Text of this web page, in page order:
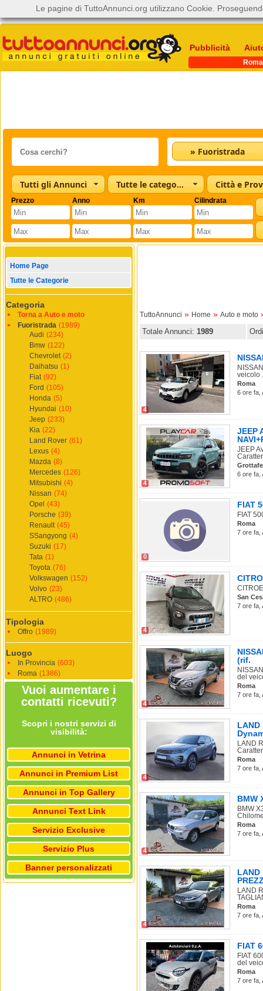
Pubblicità
Roma
» Fuoristrada
Tutti gli Annunci Tutte le categorie Città e
Prezzo Anno Km Cilindrata
Home Page
Tutte le Categorie
Categoria
Torna a Auto e moto
Fuoristrada (1989)
Audi (234)
Bmw (122)
Chevrolet (2)
Daihatsu (1)
Fiat (92)
Ford (105)
Honda (5)
Hyundai (10)
Jeep (233)
Kia (22)
Land Rover (61)
Lexus (4)
Mazda (8)
Mercedes (126)
Mitsubishi (4)
Nissan (74)
Opel (43)
Porsche (39)
Renault (45)
SSangyong (4)
Suzuki (17)
Tata (1)
Toyota (76)
Volkswagen (152)
Volvo (23)
ALTRO (486)
Tipologia
Offro (1989)
Luogo
In Provincia (603)
Roma (1386)
Vuoi aumentare i
contatti ricevuti?
Scopri i nostri servizi di
visibilità:
Annunci in Vetrina
Annunci in Premium List
Annunci in Top Gallery
Annunci Text Link
Servizio Exclusive
Servizio Plus
Banner personalizzati
TuttoAnnunci » Home » Auto e moto
Totale Annunci: 1989
4
veicolo
Roma
6 ore fa,
4
JEEP
JEEP
6 ore fa,
0
FIAT
FIAT
Roma
7 ore fa,
4
San
7 ore fa,
4
(rif.
del
Roma
7 ore fa,
4
LAND
LAND
Roma
7 ore fa,
4
BMW
BMW
Roma
7 ore fa,
4
LAND
LAND
Roma
7 ore fa,
FIAT
FIAT
del
Roma
7 ore fa,
Le pagine di TuttoAnnunci.org utilizzano Cookie.